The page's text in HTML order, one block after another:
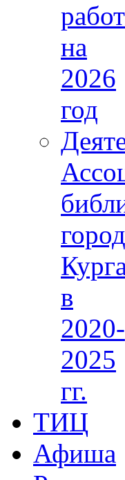
на
2026
год
в
2020-
2025
гг.
ТИЦ
Афиша